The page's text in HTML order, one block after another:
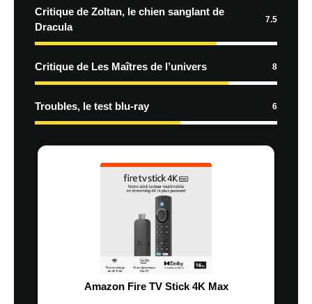
Critique de Zoltan, le chien sanglant de
Dracula
7.5
Critique de Les Maîtres de l’univers 8
Troubles, le test blu-ray 6
Amazon Fire TV Stick 4K Max